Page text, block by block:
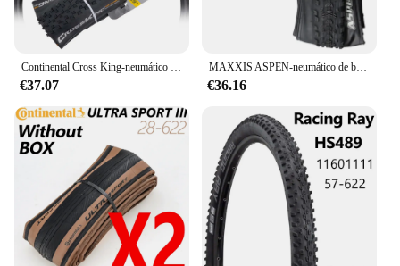
Continental Cross King-neumático plegable para bicicleta de montaña, neumático sin cámara de 29x2.2/2 pulgadas, 3/180 TPI Performance TLR 29x2,2 pulgadas, sistema de pared, E-25
€37.07
MAXXIS ASPEN-neumático de bicicleta plegable antipinchazos, 29x2,1, 2,25 29x, Original, XC, todoterreno
€36.16